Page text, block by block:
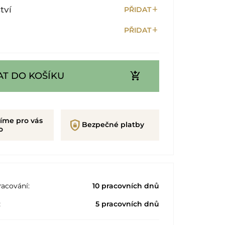
PŘIDATadd
PŘIDATadd
DO KOŠÍKU add_shopping_cart
pro vás
shield_lock Bezpečné platby
10 pracovních dnů
5 pracovních dnů